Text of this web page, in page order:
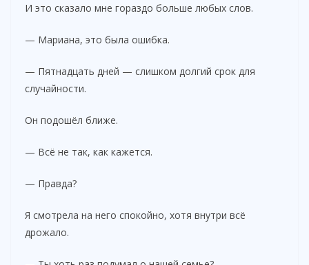
И это сказало мне гораздо больше любых слов.
— Мариана, это была ошибка.
— Пятнадцать дней — слишком долгий срок для
случайности.
Он подошёл ближе.
— Всё не так, как кажется.
— Правда?
Я смотрела на него спокойно, хотя внутри всё
дрожало.